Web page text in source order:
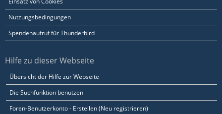
Nutzungsbedingungen
Spendenaufruf für Thunderbird
Hilfe zu dieser Webseite
Übersicht der Hilfe zur Webseite
Die Suchfunktion benutzen
Foren-Benutzerkonto - Erstellen (Neu registrieren)